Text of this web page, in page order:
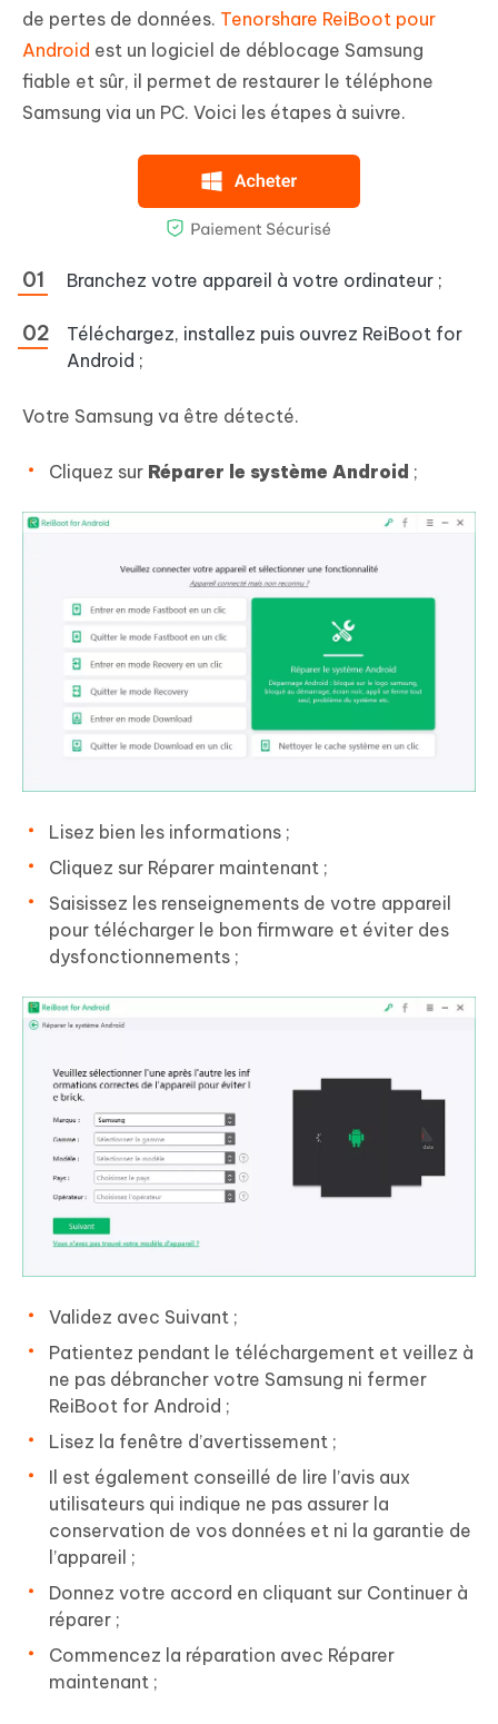
de pertes de données. Tenorshare ReiBoot pour
Android est un logiciel de déblocage Samsung
fiable et sûr, il permet de restaurer le téléphone
Samsung via un PC. Voici les étapes à suivre.
Branchez votre appareil à votre ordinateur ;
Téléchargez, installez puis ouvrez ReiBoot for
Android ;
Votre Samsung va être détecté.
Cliquez sur Réparer le système Android ;
Lisez bien les informations ;
Cliquez sur Réparer maintenant ;
Saisissez les renseignements de votre appareil
pour télécharger le bon firmware et éviter des
dysfonctionnements ;
Validez avec Suivant ;
Patientez pendant le téléchargement et veillez à
ne pas débrancher votre Samsung ni fermer
ReiBoot for Android ;
Lisez la fenêtre d’avertissement ;
Il est également conseillé de lire l’avis aux
utilisateurs qui indique ne pas assurer la
conservation de vos données et ni la garantie de
l’appareil ;
Donnez votre accord en cliquant sur Continuer à
réparer ;
Commencez la réparation avec Réparer
maintenant ;